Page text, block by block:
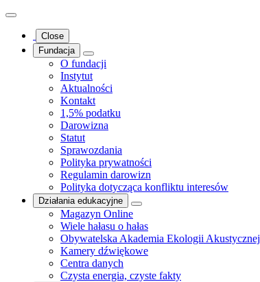
Close
Fundacja
O fundacji
Instytut
Aktualności
Kontakt
1,5% podatku
Darowizna
Statut
Sprawozdania
Polityka prywatności
Regulamin darowizn
Polityka dotycząca konfliktu interesów
Działania edukacyjne
Magazyn Online
Wiele hałasu o hałas
Obywatelska Akademia Ekologii Akustycznej
Kamery dźwiękowe
Centra danych
Czysta energia, czyste fakty